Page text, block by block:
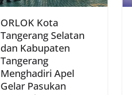
ORLOK Kota
Tangerang Selatan
dan Kabupaten
Tangerang
Menghadiri Apel
Gelar Pasukan